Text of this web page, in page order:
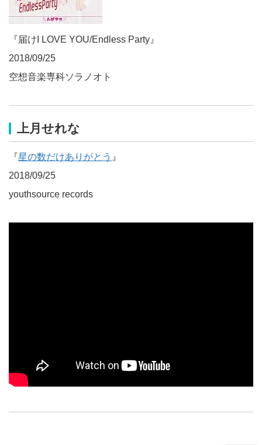
『届けI LOVE YOU/Endless Party』
2018/09/25
空想音楽専科ソラノオト
上月せれな
『星の数だけありがとう 』
2018/09/25
youthsource records